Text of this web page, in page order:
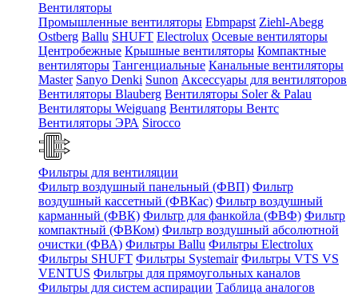
Вентиляторы
Промышленные вентиляторы Ebmpapst Ziehl-Abegg
Ostberg Ballu SHUFT Electrolux Осевые вентиляторы
Центробежные Крышные вентиляторы Компактные
вентиляторы Тангенциальные Канальные вентиляторы
Master Sanyo Denki Sunon Аксессуары для вентиляторов
Вентиляторы Blauberg Вентиляторы Soler & Palau
Вентиляторы Weiguang Вентиляторы Вентс
Вентиляторы ЭРА Sirocco
Фильтры для вентиляции
Фильтр воздушный панельный (ФВП) Фильтр
воздушный кассетный (ФВКас) Фильтр воздушный
карманный (ФВК) Фильтр для фанкойла (ФВФ) Фильтр
компактный (ФВКом) Фильтр воздушный абсолютной
очистки (ФВА) Фильтры Ballu Фильтры Electrolux
Фильтры SHUFT Фильтры Systemair Фильтры VTS VS
VENTUS Фильтры для прямоугольных каналов
Фильтры для систем аспирации Таблица аналогов